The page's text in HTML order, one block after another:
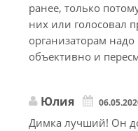
ранее, только
них или голосовал
организаторам
объективно и
Юлия
Димка лучший! Он